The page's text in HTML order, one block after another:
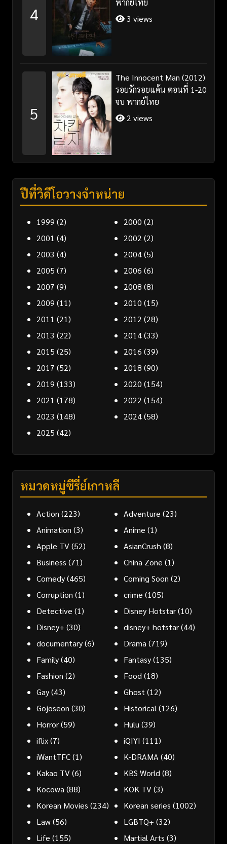
4
พากย์ไทย
3 views
5
The Innocent Man (2012)
รอยรักรอยแค้น ตอนที่ 1-20
จบ พากย์ไทย
2 views
ปีที่วิดีโอวางจำหน่าย
1999 (2) 2000 (2)
2001 (4) 2002 (2)
2003 (4) 2004(5)
2005 (7) 2006 (6)
2007 (9) 2008 (8)
2009 (11) 2010 (15)
2011 (21) 2012 (28)
2013 (22) 2014(33)
2015 (25) 2016 (39)
2017 (52) 2018 (90)
2019 (133) 2020 (154)
2021 (178) 2022 (154)
2023 (148) 2024(58)
2025 (42)
หมวดหมู่ซีรี่ย์เกาหลี
Action (223) Adventure (23)
Animation (3) Anime (1)
Apple TV(52) AsianCrush (8)
Business (71) China Zone (1)
Comedy(465) Coming Soon (2)
Corruption (1) crime (105)
Detective (1) Disney Hotstar(10)
Disney+ (30) disney+ hotstar(44)
documentary(6) Drama(719)
Family(40) Fantasy(135)
Fashion (2) Food(18)
Gay(43) Ghost(12)
Gojoseon (30) Historical(126)
Horror(59) Hulu(39)
iflix(7) iQIYI (111)
iWantTFC(1) K-DRAMA(40)
Kakao TV(6) KBS World(8)
Kocowa(88) KOK TV(3)
Korean Movies (234) Korean series (1002)
Law(56) LGBTQ+ (32)
Life (155) Martial Arts (3)